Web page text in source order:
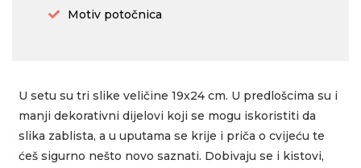
Motiv potočnica
U setu su tri slike veličine 19x24 cm. U predlošcima su i
manji dekorativni dijelovi koji se mogu iskoristiti da
slika zablista, a u uputama se krije i priča o cvijeću te
ćeš sigurno nešto novo saznati. Dobivaju se i kistovi,